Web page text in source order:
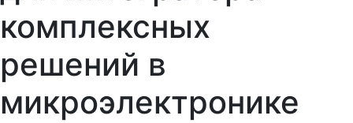
комплексных
решений в
микроэлектронике